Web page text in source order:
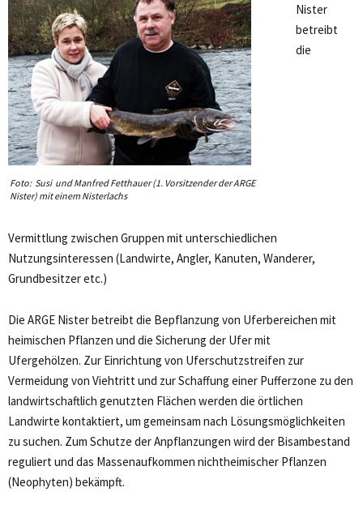
Foto: Susi und Manfred Fetthauer (1. Vorsitzender der ARGE
Nister) mit einem Nisterlachs
Nister
betreibt
die
Vermittlung zwischen Gruppen mit unterschiedlichen
Nutzungsinteressen (Landwirte, Angler, Kanuten, Wanderer,
Grundbesitzer etc.)
Die ARGE Nister betreibt die Bepflanzung von Uferbereichen mit
heimischen Pflanzen und die Sicherung der Ufer mit
Ufergehölzen. Zur Einrichtung von Uferschutzstreifen zur
Vermeidung von Viehtritt und zur Schaffung einer Pufferzone zu den
landwirtschaftlich genutzten Flächen werden die örtlichen
Landwirte kontaktiert, um gemeinsam nach Lösungsmöglichkeiten
zu suchen. Zum Schutze der Anpflanzungen wird der Bisambestand
reguliert und das Massenaufkommen nichtheimischer Pflanzen
(Neophyten) bekämpft.